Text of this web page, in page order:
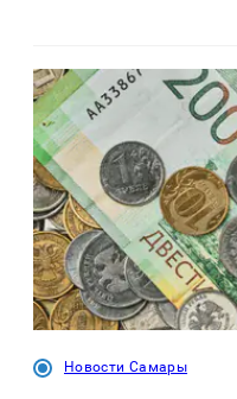
Новости Самары